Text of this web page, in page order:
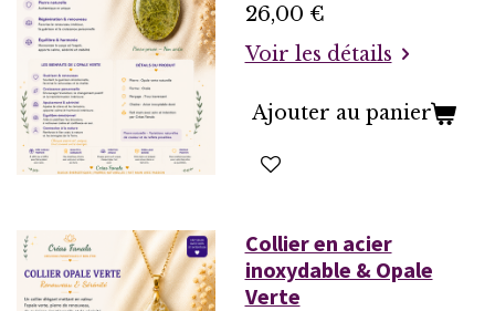
26,00 €
Voir les détails
Ajouter au panier
Collier en acier
inoxydable & Opale
Verte